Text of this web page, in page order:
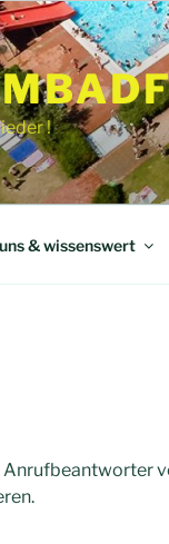
!
& wissenswert